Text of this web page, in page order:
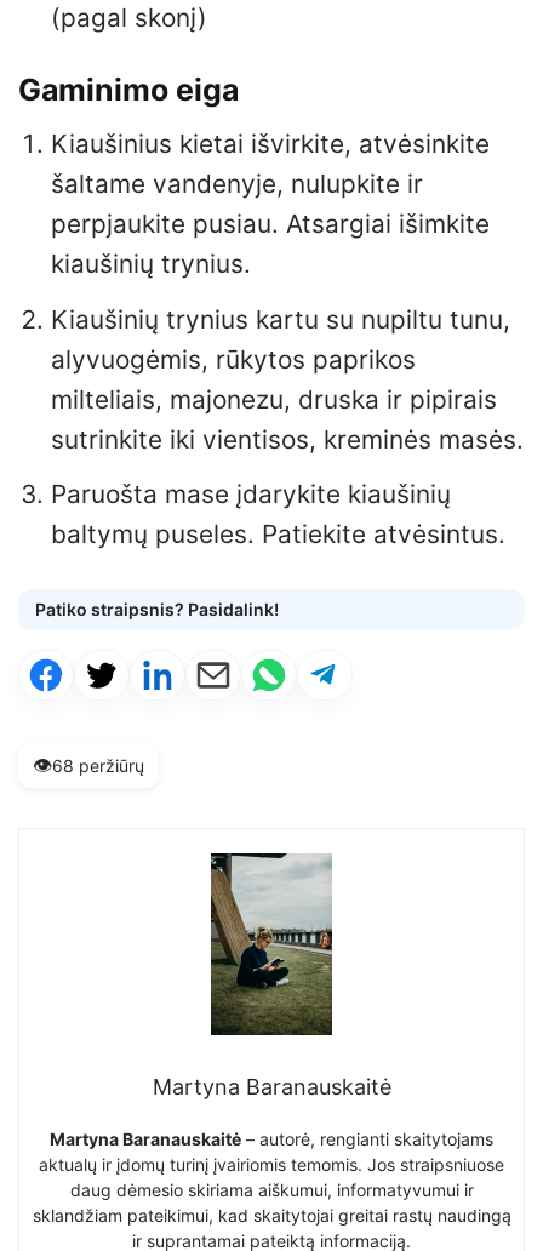
(pagal skonį)
Gaminimo eiga
Kiaušinius kietai išvirkite, atvėsinkite
šaltame vandenyje, nulupkite ir
perpjaukite pusiau. Atsargiai išimkite
kiaušinių trynius.
Kiaušinių trynius kartu su nupiltu tunu,
alyvuogėmis, rūkytos paprikos
milteliais, majonezu, druska ir pipirais
sutrinkite iki vientisos, kreminės masės.
Paruošta mase įdarykite kiaušinių
baltymų puseles. Patiekite atvėsintus.
Patiko straipsnis? Pasidalink!
👁️68 peržiūrų
Martyna Baranauskaitė
Martyna Baranauskaitė – autorė, rengianti skaitytojams
aktualų ir įdomų turinį įvairiomis temomis. Jos straipsniuose
daug dėmesio skiriama aiškumui, informatyvumui ir
sklandžiam pateikimui, kad skaitytojai greitai rastų naudingą
ir suprantamai pateiktą informaciją.